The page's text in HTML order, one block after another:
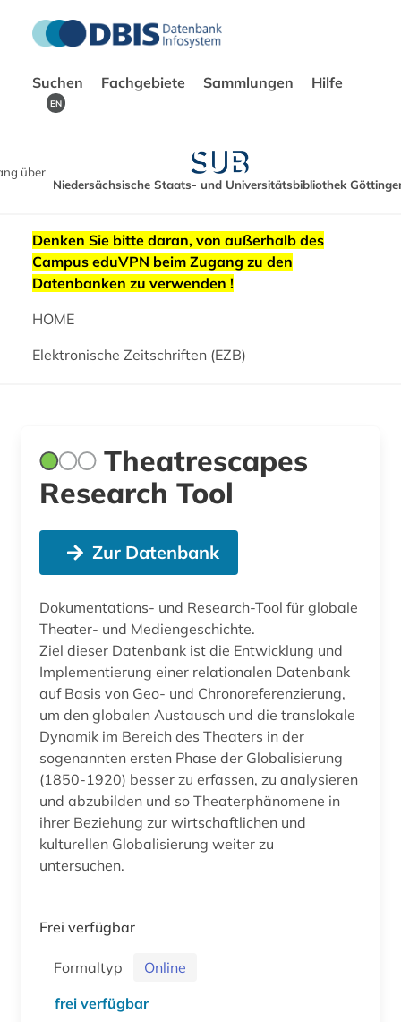
Suchen Fachgebiete Sammlungen Hilfe
EN
über
Niedersächsische Staats- und Universitätsbibliothek
Denken Sie bitte daran, von außerhalb des
Campus eduVPN beim Zugang zu den
Datenbanken zu verwenden !
HOME
Elektronische Zeitschriften (EZB)
Theatrescapes
Research Tool
Zur Datenbank
Dokumentations- und Research-Tool für globale
Theater- und Mediengeschichte.
Ziel dieser Datenbank ist die Entwicklung und
Implementierung einer relationalen Datenbank
auf Basis von Geo- und Chronoreferenzierung,
um den globalen Austausch und die translokale
Dynamik im Bereich des Theaters in der
sogenannten ersten Phase der Globalisierung
(1850-1920) besser zu erfassen, zu analysieren
und abzubilden und so Theaterphänomene in
ihrer Beziehung zur wirtschaftlichen und
kulturellen Globalisierung weiter zu
untersuchen.
Frei verfügbar
Formaltyp
Online
frei verfügbar